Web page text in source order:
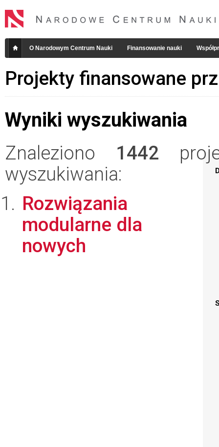
O Narodowym Centrum Nauki Finansowanie nauki
Projekty finansowane
Wyniki wyszukiwania
Znaleziono 1442
wyszukiwania:
Rozwiązania
modularne dla
nowych